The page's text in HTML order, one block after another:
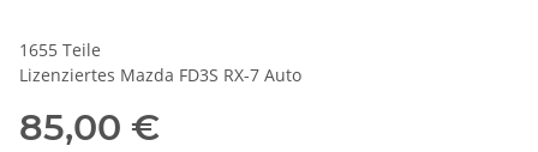
1655 Teile
Lizenziertes Mazda FD3S RX-7 Auto
85,00 €